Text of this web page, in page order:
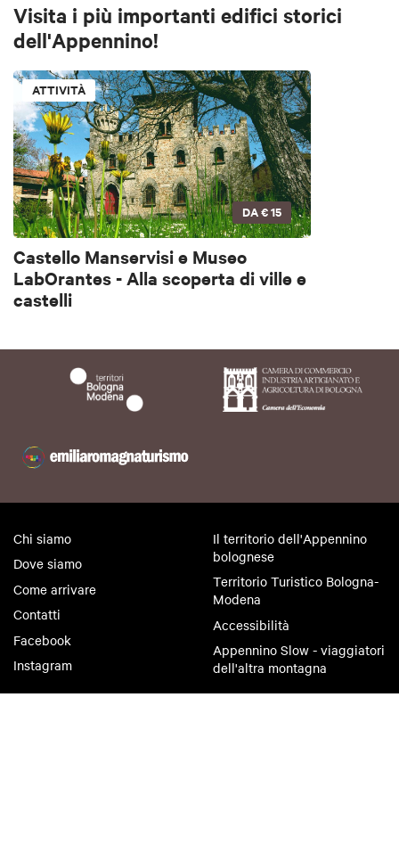
Visita i più importanti edifici storici
dell'Appennino!
ATTIVITÀ
DA€ 15
Castello Manservisi e Museo
LabOrantes - Alla scoperta di ville e
castelli
Chi siamo
Dove siamo
Come arrivare
Contatti
Facebook
Instagram
Il territorio dell'Appennino
bolognese
Territorio Turistico Bologna-
Modena
Accessibilità
Appennino Slow - viaggiatori
dell'altra montagna